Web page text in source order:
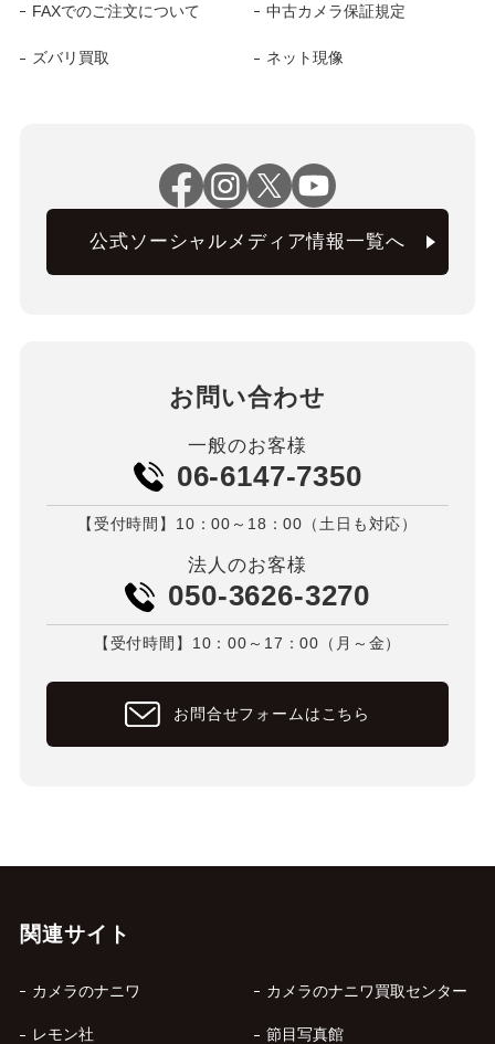
FAXでのご注文について 中古カメラ保証規定
ズバリ買取 ネット現像
公式ソーシャルメディア情報一覧へ
お問い合わせ
一般のお客様
06-6147-7350
【受付時間】10：00～18：00（土日も対応）
法人のお客様
050-3626-3270
【受付時間】10：00～17：00（月～金）
お問合せフォームはこちら
関連サイト
カメラのナニワ カメラのナニワ買取センター
レモン社 節目写真館